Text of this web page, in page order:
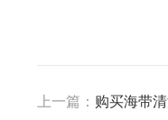
上一篇： 购买海带